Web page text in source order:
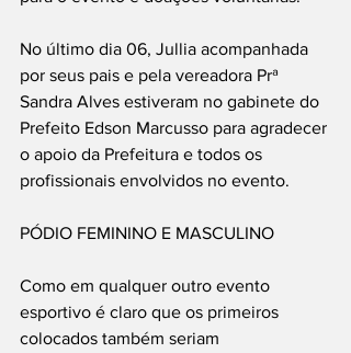
No último dia 06, Jullia acompanhada
por seus pais e pela vereadora Prª
Sandra Alves estiveram no gabinete do
Prefeito Edson Marcusso para agradecer
o apoio da Prefeitura e todos os
profissionais envolvidos no evento.
PÓDIO FEMININO E MASCULINO
Como em qualquer outro evento
esportivo é claro que os primeiros
colocados também seriam